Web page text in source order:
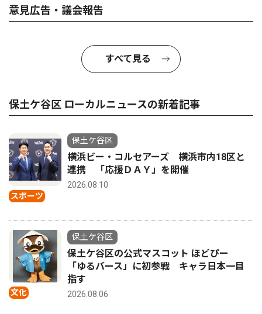
意見広告・議会報告
すべて見る
保土ケ谷区 ローカルニュースの新着記事
スポーツ
保土ケ谷区
横浜ビー・コルセアーズ 横浜市内18区と
連携 「応援ＤＡＹ」を開催
2026.08.10
文化
保土ケ谷区
保土ケ谷区の公式マスコット ほどぴー
「ゆるバース」に初参戦 キャラ日本一目
指す
2026.08.06